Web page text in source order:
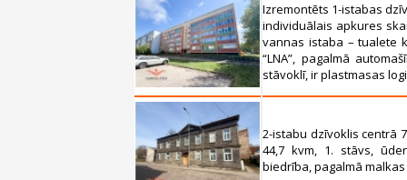
Izremontēts 1-istabas
individuālais apkures
vannas istaba – tualete
“LNA”, pagalmā
stāvoklī, ir plastmasas
2-istabu dzīvoklis centrā
44,7 kvm, 1. stāvs,
biedrība, pagalmā